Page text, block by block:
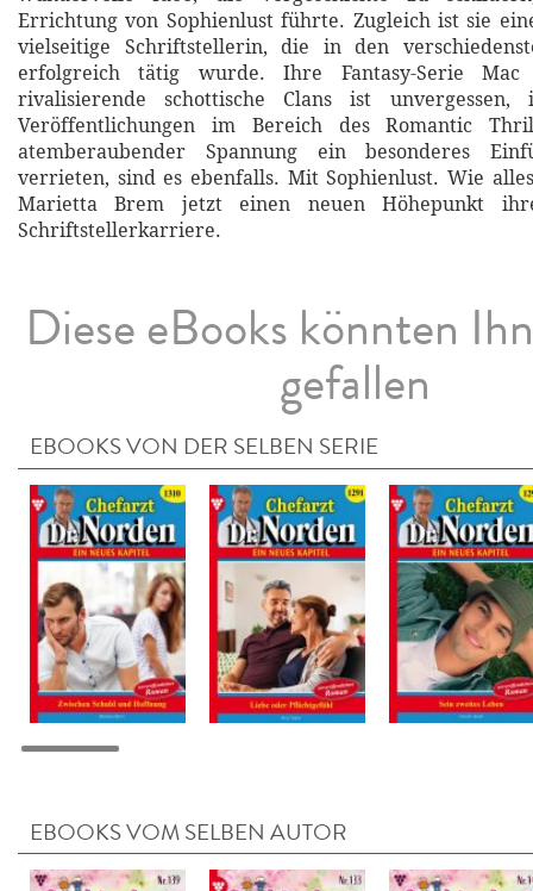
Errichtung von Sophienlust führte. Zugleich ist sie
vielseitige Schriftstellerin, die in den
erfolgreich tätig wurde. Ihre Fantasy-Serie
rivalisierende schottische Clans ist unvergessen,
Veröffentlichungen im Bereich des Romantic
atemberaubender Spannung ein besonderes
verrieten, sind es ebenfalls. Mit Sophienlust. Wie
Marietta Brem jetzt einen neuen Höhepunkt
Schriftstellerkarriere.
Diese eBooks könnten
gefallen
EBOOKS VON DER SELBEN SERIE
EBOOKS VOM SELBEN AUTOR